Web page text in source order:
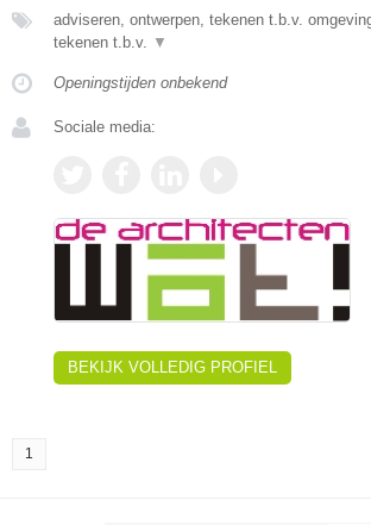
adviseren, ontwerpen, tekenen t.b.v.
tekenen t.b.v.
▼
Openingstijden onbekend
Sociale media:
BEKIJK VOLLEDIG PROFIEL
1